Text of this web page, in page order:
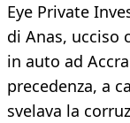
Eye Private
di Anas, ucciso
in auto ad
precedenza, a
svelava la